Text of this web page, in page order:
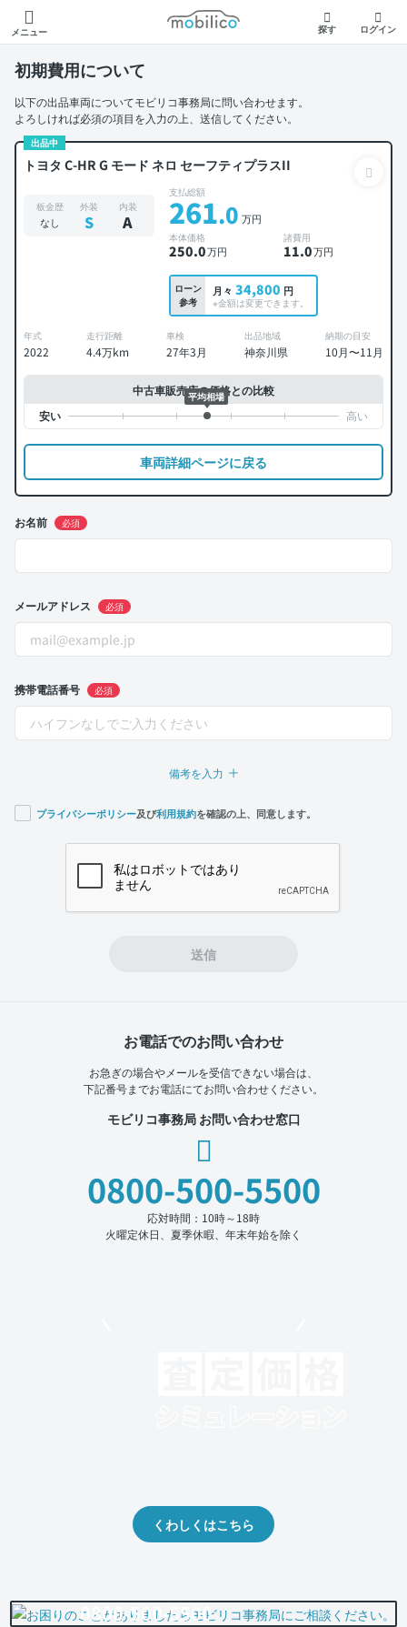
メニュー
モビリコ
探す ログイン
初期費用について
以下の出品車両についてモビリコ事務局に問い合わせます。
よろしければ必須の項目を入力の上、送信してください。
出品中
トヨタ C-HR G モード ネロ セーフティプラスII
板金歴
なし
外装
S
内装
A
支払総額
261.0 万円
本体価格
250.0万円
諸費用
11.0万円
ローン
参考
月々 34,800 円
※金額は変更できます。
年式
2022
走行距離
4.4万km
車検
27年3月
出品地域
神奈川県
納期の目安
10月〜11月
中古車販売店の価格との比較
平均相場
車両詳細ページに戻る
お名前 必須
メールアドレス 必須
携帯電話番号 必須
備考を入力
プライバシーポリシー及び利用規約を確認の上、同意します。
送信
お電話でのお問い合わせ
お急ぎの場合やメールを受信できない場合は、
下記番号までお電話にてお問い合わせください。
モビリコ事務局 お問い合わせ窓口
0800-500-5500
応対時間：10時～18時
火曜定休日、夏季休暇、年末年始を除く
くわしくはこちら
0800-500-5500